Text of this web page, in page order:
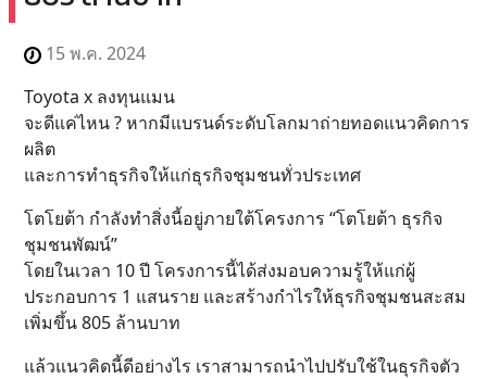
15 พ.ค. 2024
Toyota x ลงทุนแมน
จะดีแค่ไหน ? หากมีแบรนด์ระดับโลกมาถ่ายทอดแนวคิดการ
ผลิต
และการทำธุรกิจให้แก่ธุรกิจชุมชนทั่วประเทศ
โตโยต้า กำลังทำสิ่งนี้อยู่ภายใต้โครงการ “โตโยต้า ธุรกิจ
ชุมชนพัฒน์”
โดยในเวลา 10 ปี โครงการนี้ได้ส่งมอบความรู้ให้แก่ผู้
ประกอบการ 1 แสนราย และสร้างกำไรให้ธุรกิจชุมชนสะสม
เพิ่มขึ้น 805 ล้านบาท
แล้วแนวคิดนี้ดีอย่างไร เราสามารถนำไปปรับใช้ในธุรกิจตัว